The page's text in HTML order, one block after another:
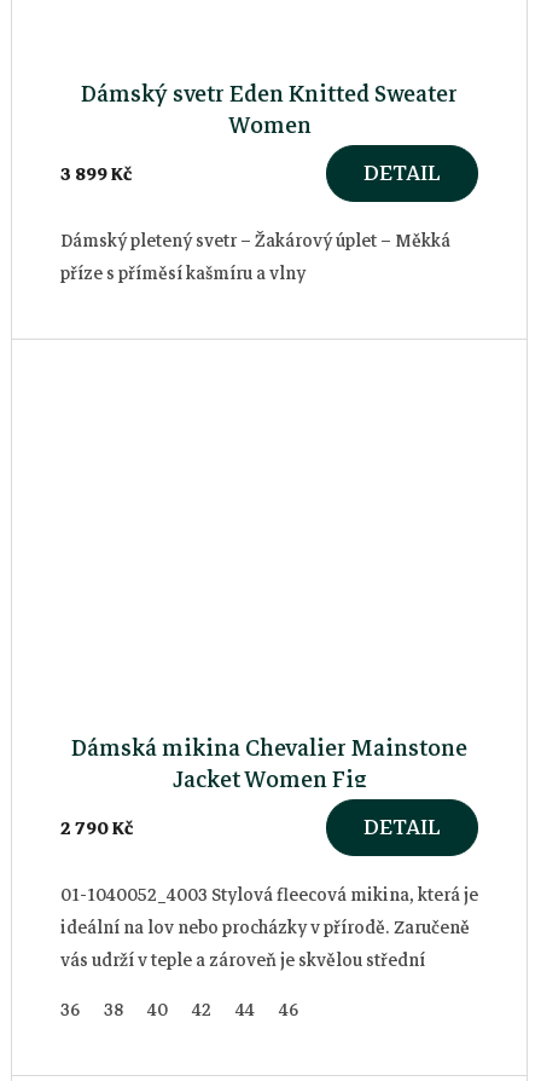
Dámský svetr Eden Knitted Sweater
Women
3 899 Kč DETAIL
Dámský pletený svetr – Žakárový úplet – Měkká
příze s příměsí kašmíru a vlny
Dámská mikina Chevalier Mainstone
Jacket Women Fig
2 790 Kč DETAIL
01-1040052_4003 Stylová fleecová mikina, která je
ideální na lov nebo procházky v přírodě. Zaručeně
vás udrží v teple a zároveň je skvělou střední
36 38 40 42 44 46